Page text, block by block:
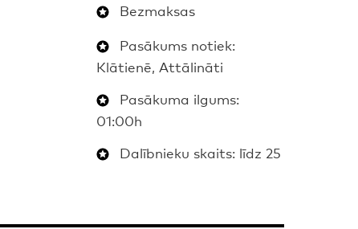
Bezmaksas
Pasākums notiek:
Klātienē, Attālināti
Pasākuma ilgums:
01:00h
Dalībnieku skaits: līdz 25